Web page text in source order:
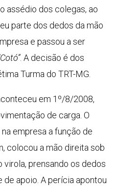
assédio dos colegas, ao
parte dos dedos da mão
e passou a ser
. A decisão é dos
Turma do TRT-MG.
em 1º/8/2008,
de carga. O
empresa a função de
colocou a mão direita sob
virola, prensando os dedos
de apoio. A perícia apontou